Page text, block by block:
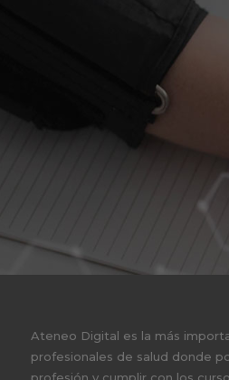
Ateneo Digital es la más
profesionales de salud donde